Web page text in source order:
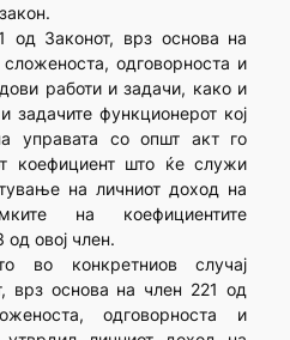
од Законот, врз основа на
одговорноста и
работи и задачи, како и
задачите функционерот кој
управата со општ акт го
коефициент што ќе служи
на личниот доход на
на коефициентите
овој член.
конкретниов случај
врз основа на член 221 од
одговорноста и